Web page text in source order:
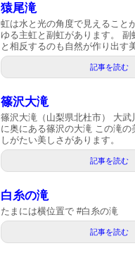
猿尾滝
虹は水と光の角度で見えること
ゆる主虹と副虹があります。
と相反するのも自然が作り出す
記事を読む
篠沢大滝
篠沢大滝（山梨県北杜市） 大武
に奥にある篠沢の大滝 この滝の
しがたい美しさがあります。
記事を読む
白糸の滝
たまには横位置で #白糸の滝
記事を読む